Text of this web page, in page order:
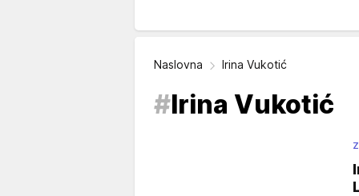
Naslovna Irina Vukotić
#Irina Vukotić